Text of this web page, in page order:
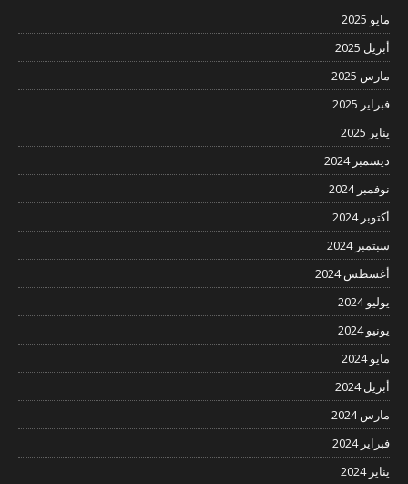
مايو 2025
أبريل 2025
مارس 2025
فبراير 2025
يناير 2025
ديسمبر 2024
نوفمبر 2024
أكتوبر 2024
سبتمبر 2024
أغسطس 2024
يوليو 2024
يونيو 2024
مايو 2024
أبريل 2024
مارس 2024
فبراير 2024
يناير 2024